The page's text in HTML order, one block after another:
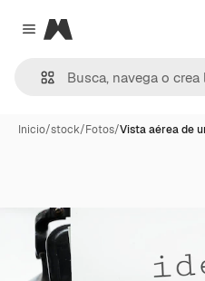
Close menu
Magnific
Inicio/stock/Fotos/Vista aérea de